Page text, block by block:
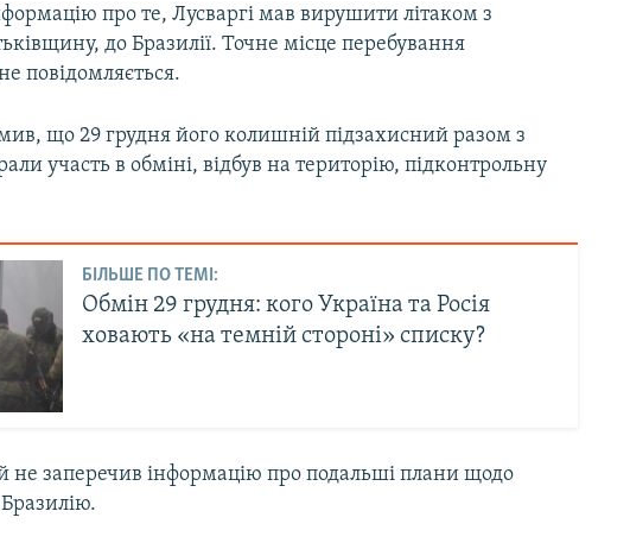
про те, Лусваргі мав вирушити літаком з
до Бразилії. Точне місце перебування
повідомляється.
що 29 грудня його колишній підзахисний разом з
участь в обміні, відбув на територію, підконтрольну
БІЛЬШЕ ПО ТЕМІ:
Обмін 29 грудня: кого Україна та Росія
ховають «на темній стороні» списку?
не заперечив інформацію про подальші плани щодо